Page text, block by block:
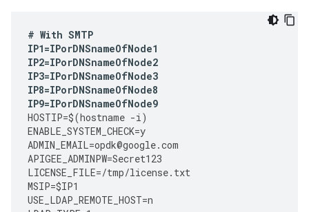
# With SMTP
IP1=IPorDNSnameOfNode1
IP2=IPorDNSnameOfNode2
IP3=IPorDNSnameOfNode3
IP8=IPorDNSnameOfNode8
IP9=IPorDNSnameOfNode9
HOSTIP=$(hostname -i)
ENABLE_SYSTEM_CHECK=y
ADMIN_EMAIL=opdk@google.com
APIGEE_ADMINPW=Secret123
LICENSE_FILE=/tmp/license.txt
MSIP=$IP1
USE_LDAP_REMOTE_HOST=n